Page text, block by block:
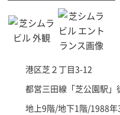
港区芝２丁目3-12
都営三田線「芝公園駅 」
地上9階/地下1階/1988年